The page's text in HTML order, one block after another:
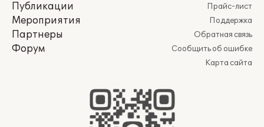
Публикации
Мероприятия
Партнеры
Форум
Прайс-лист
Поддержка
Обратная связь
Сообщить об ошибке
Карта сайта